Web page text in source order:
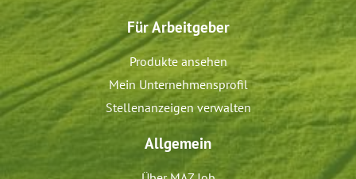
Für Arbeitgeber
Produkte ansehen
Mein Unternehmensprofil
Stellenanzeigen verwalten
Allgemein